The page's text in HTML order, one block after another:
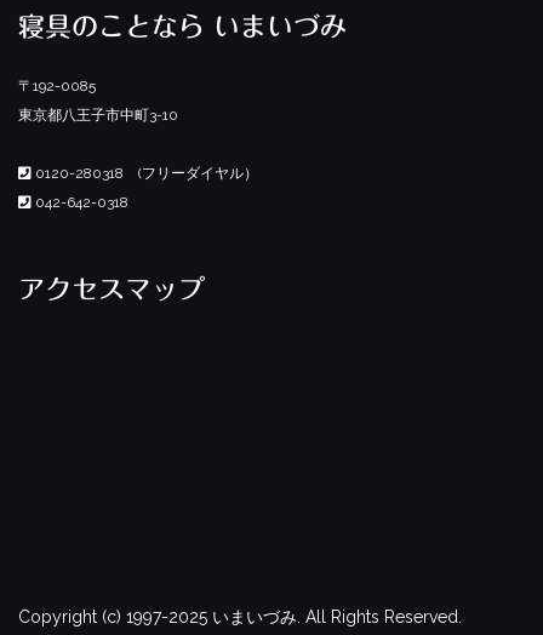
寝具のことなら いまいづみ
〒192-0085
東京都八王子市中町3-10
0120-280318 (フリーダイヤル）
042-642-0318
アクセスマップ
Copyright (c) 1997-2025 いまいづみ. All Rights Reserved.